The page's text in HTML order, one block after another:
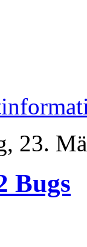
23.
Bugs